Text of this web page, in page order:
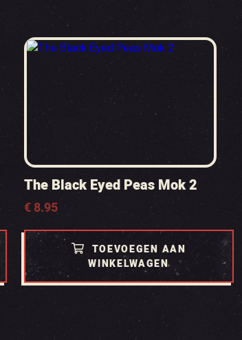
The Black Eyed Peas Mok 2
€8.95
TOEVOEGEN AAN
WINKELWAGEN